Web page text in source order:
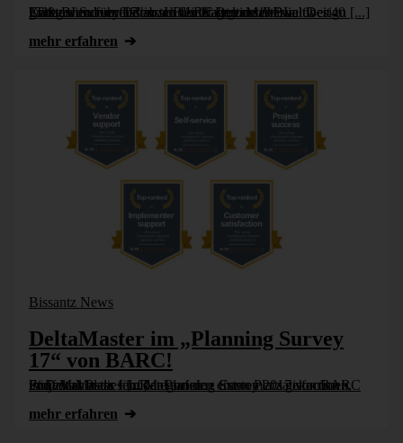
"The BI Survey 17" von BARC ist eine der weltweit größten und umfassensten Umfragen unter BI-Endanwendern. Darin schneidet DeltaMaster in über 40 Kategorien führend ab. In der Kategorie "Visual Design [...]
mehr erfahren
Bissantz News
DeltaMaster im „Planning Survey
17“ von BARC!
Fünf Mal Platz 1 In der Planning Survey 2017 von BARC ist DeltaMaster fünf Mal auf den ersten Platz gekommen, und zwar in diesen Kategorien: • Customer satisfaction • Project success • [...]
mehr erfahren